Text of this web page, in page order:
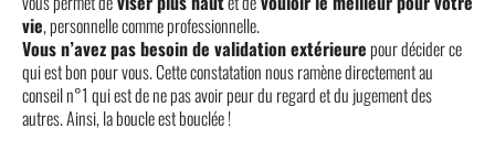
vie, personnelle comme professionnelle.
Vous n’avez pas besoin de validation extérieurepour décider ce
qui est bon pour vous. Cette constatation nous ramène directement au
conseil n°1 qui est de ne pas avoir peur du regard et du jugement des
autres. Ainsi, la boucle est bouclée !